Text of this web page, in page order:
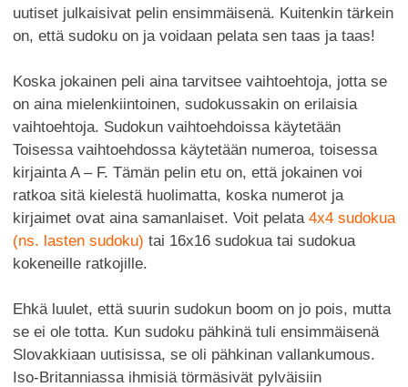
uutiset julkaisivat pelin ensimmäisenä. Kuitenkin tärkein
on, että sudoku on ja voidaan pelata sen taas ja taas!
Koska jokainen peli aina tarvitsee vaihtoehtoja, jotta se
on aina mielenkiintoinen, sudokussakin on erilaisia
vaihtoehtoja. Sudokun vaihtoehdoissa käytetään
Toisessa vaihtoehdossa käytetään numeroa, toisessa
kirjainta A – F. Tämän pelin etu on, että jokainen voi
ratkoa sitä kielestä huolimatta, koska numerot ja
kirjaimet ovat aina samanlaiset. Voit pelata 4x4 sudokua
(ns. lasten sudoku) tai 16x16 sudokua tai sudokua
kokeneille ratkojille.
Ehkä luulet, että suurin sudokun boom on jo pois, mutta
se ei ole totta. Kun sudoku pähkinä tuli ensimmäisenä
Slovakkiaan uutisissa, se oli pähkinan vallankumous.
Iso-Britanniassa ihmisiä törmäsivät pylväisiin